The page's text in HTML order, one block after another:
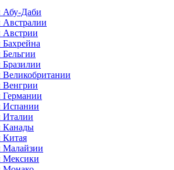
Абу-Даби
Австралии
Австрии
Великобритании
Венгрии
Германии
Испании
Италии
Канады
Китая
Малайзии
Мексики